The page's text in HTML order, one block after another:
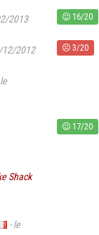
2013 16/20
12/2012 3/20
17/20
Shack
- le